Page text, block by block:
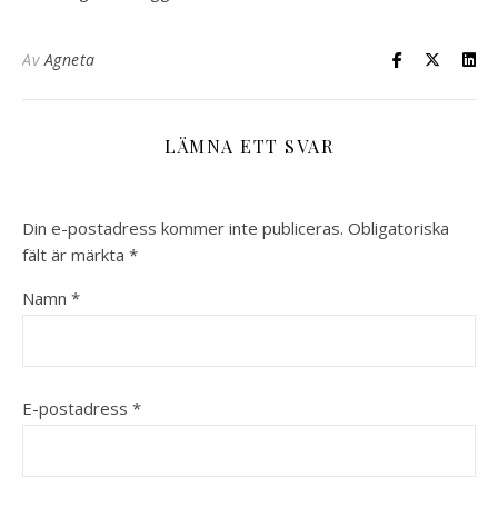
AvAgneta
LÄMNA ETT SVAR
Din e-postadress kommer inte publiceras. Obligatoriska
fält är märkta *
Namn *
E-postadress *